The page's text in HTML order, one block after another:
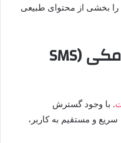
را بخشی از محتوای طبیعی
۳. تبلیغات متنی پیامکی (SMS
. با وجود گسترش
و مستقیم به کاربر،